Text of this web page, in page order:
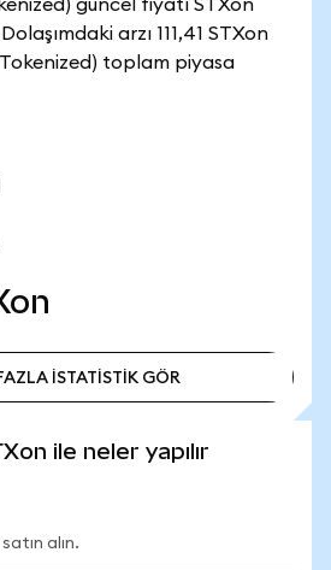
güncel fiyatı STXon
arzı 111,41 STXon
toplam piyasa
İSTATİSTİK GÖR
ile neler yapılır
alın.